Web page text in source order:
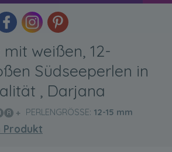
weißen, 12-
Südseeperlen in
, Darjana
PERLENGRÖSSE: 12-15 mm
Produkt